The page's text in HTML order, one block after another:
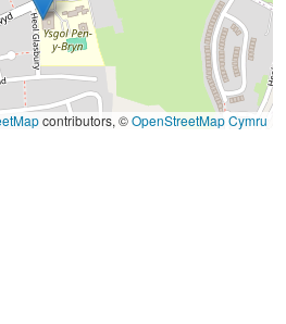
contributors, ©OpenStreetMap Cymru